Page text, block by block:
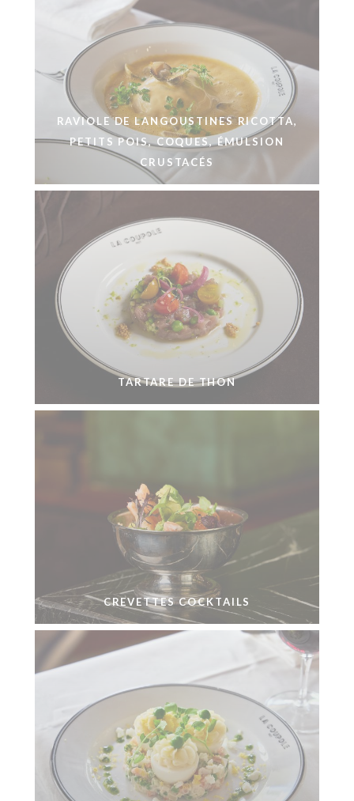
RAVIOLE DE LANGOUSTINES RICOTTA,
PETITS POIS, COQUES, ÉMULSION
CRUSTACÉS
TARTARE DE THON
CREVETTES COCKTAILS